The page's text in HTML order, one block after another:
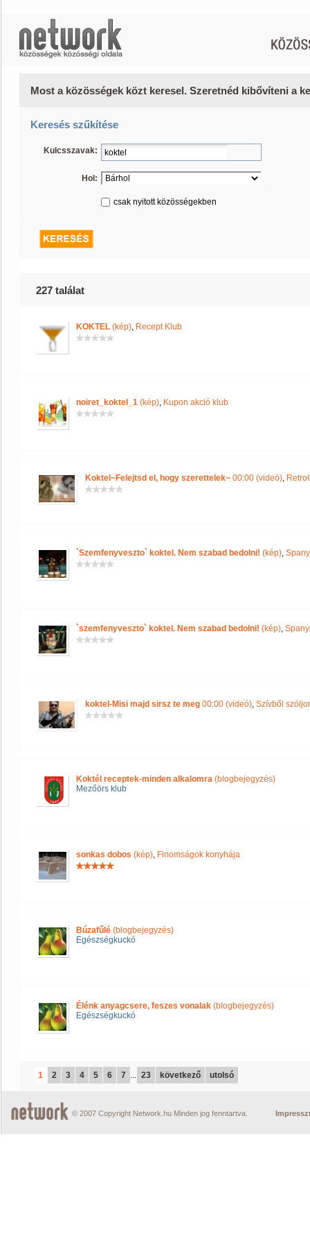
Most a közösségek közt keresel. Szeretnéd kibővíteni a
Keresés szűkítése
Kulcsszavak:
Hol:
csak nyitott közösségekben
227 találat
KOKTEL (kép), Recept Klub
noiret_koktel_1 (kép), Kupon akció klub
Koktel~Felejtsd el, hogy szerettelek~ 00:00 (videó),
`Szemfenyveszto` koktel. Nem szabad bedolni! (kép),
`szemfenyveszto` koktel. Nem szabad bedolni! (kép),
koktel-Misi majd sirsz te meg 00:00 (videó), Szívből
Koktél receptek-minden alkalomra (blogbejegyzés)
Mezőörs klub
sonkas dobos (kép), Finomságok konyhája
Búzafűlé (blogbejegyzés)
Egészségkuckó
Élénk anyagcsere, feszes vonalak (blogbejegyzés)
Egészségkuckó
1 2 3 4 5 6 7 ... 23 következő utolsó
© 2007 Copyright Network.hu Minden jog fenntartva.